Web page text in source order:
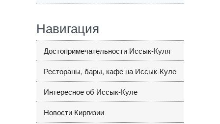
Навигация
Достопримечательности Иссык-Куля
Рестораны, бары, кафе на Иссык-Куле
Интересное об Иссык-Куле
Новости Киргизии